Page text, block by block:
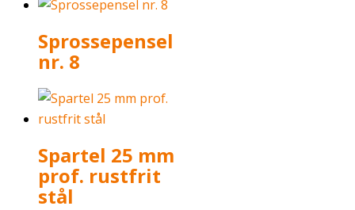
Sprossepensel
nr. 8
Spartel 25 mm
prof. rustfrit
stål